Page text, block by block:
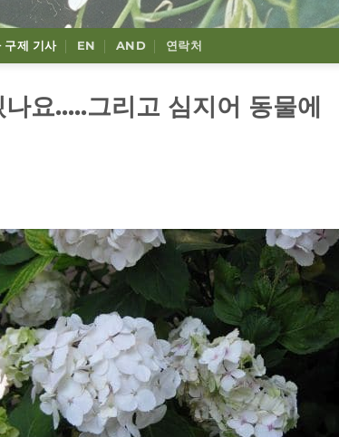
구제 기사 EN AND 연락처
요.....그리고 심지어 동물에